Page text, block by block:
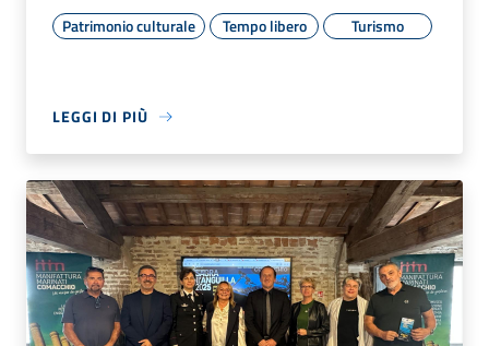
Patrimonio culturale Tempo libero Turismo
LEGGI DI PIÙ